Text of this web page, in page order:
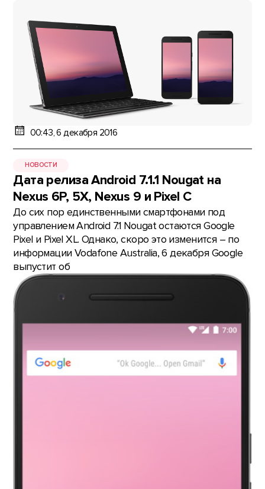
00:43, 6 декабря 2016
НОВОСТИ
Дата релиза Android 7.1.1 Nougat на
Nexus 6P, 5X, Nexus 9 и Pixel C
До сих пор единственными смартфонами под
управлением Android 7.1 Nougat остаются Google
Pixel и Pixel XL. Однако, скоро это изменится – по
информации Vodafone Australia, 6 декабря Google
выпустит об